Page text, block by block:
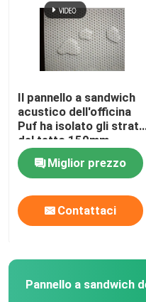
Il pannello a sandwich
acustico dell'officina
Puf ha isolato gli strati
del tetto 150mm
Miglior prezzo
Contattaci
Pannello a sandwich